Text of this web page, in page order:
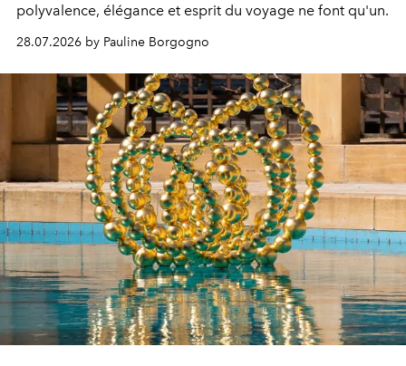
polyvalence, élégance et esprit du voyage ne font qu'un.
28.07.2026 by Pauline Borgogno